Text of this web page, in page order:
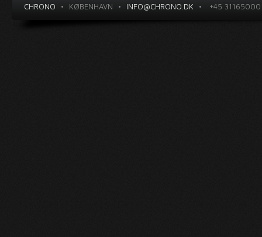
CHRONO • KØBENHAVN • INFO@CHRONO.DK • +45 31165000